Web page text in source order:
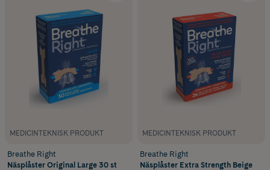
MEDICINTEKNISK PRODUKT
Breathe Right
Näsplåster Original Large 30 st
MEDICINTEKNISK PRODUKT
Breathe Right
Näsplåster Extra Strength Beige